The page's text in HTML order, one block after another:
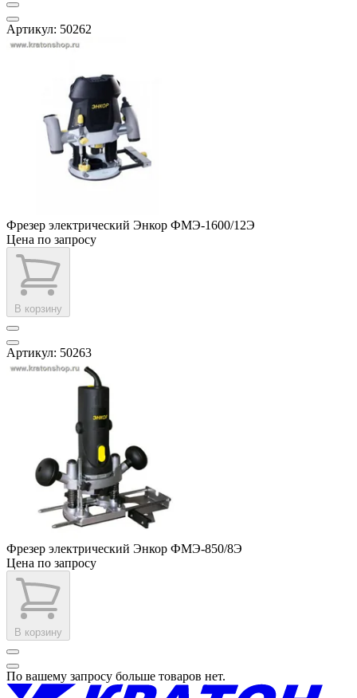
Артикул: 50262
Фрезер электрический Энкор ФМЭ-1600/12Э
Цена по запросу
В корзину
Артикул: 50263
Фрезер электрический Энкор ФМЭ-850/8Э
Цена по запросу
В корзину
По вашему запросу больше товаров нет.